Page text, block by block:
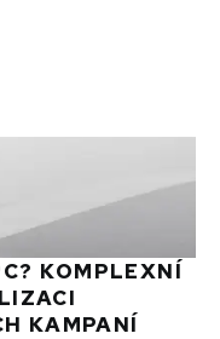
KOMPLEXNÍ
KAMPANÍ